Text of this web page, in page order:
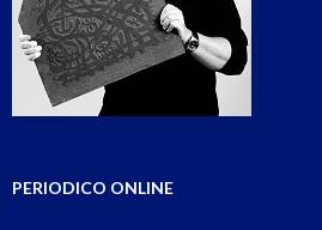
PERIODICO ONLINE